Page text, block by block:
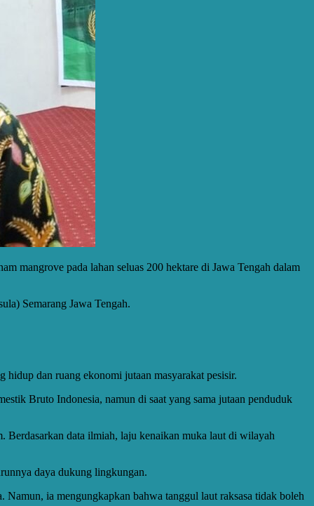
mangrove pada lahan seluas 200 hektare di Jawa Tengah dalam
Semarang Jawa Tengah.
hidup dan ruang ekonomi jutaan masyarakat pesisir.
Bruto Indonesia, namun di saat yang sama jutaan penduduk
Berdasarkan data ilmiah, laju kenaikan muka laut di wilayah
daya dukung lingkungan.
ia mengungkapkan bahwa tanggul laut raksasa tidak boleh